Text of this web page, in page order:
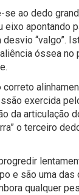
se ao dedo
eixo apontando
“valgo”.
óssea no
exercida
da articulação
o terceiro
e são uma
qualquer